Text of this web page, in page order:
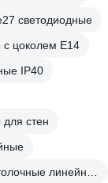
светодиодные
цоколем Е14
IP40
стен